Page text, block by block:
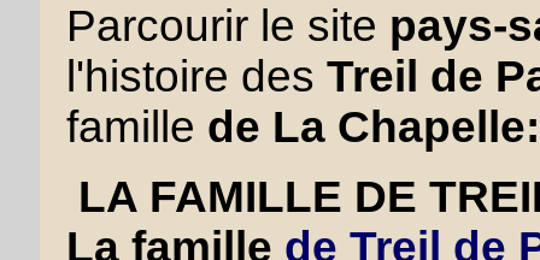
Parcourir le site pays-
l'histoire des Treil de
famille de La Chapelle:
LA FAMILLE DE
La famille de Treil de